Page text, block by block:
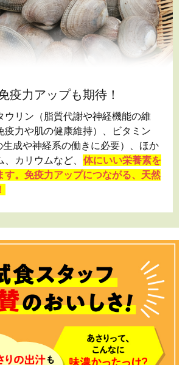
疫力アップも期待！
ウリン（脂質代謝や神経機能の維
疫力や肌の健康維持）、ビタミン
生成や神経系の働きに必要）、ほか
カリウムなど、 体にいい栄養素を
す。免疫力アップにつながる、天然